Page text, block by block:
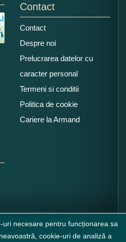
Contact
Contact
Despre noi
Prelucrarea datelor cu
caracter personal
Termeni si conditii
Politica de cookie
Cariere la Armand
uri necesare pentru funcționarea sa
cookie-uri de analiză a